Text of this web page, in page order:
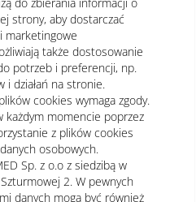
strony, aby dostarczać
marketingowe
także dostosowanie
potrzeb i preferencji, np.
i działań na stronie.
cookies wymaga zgody.
każdym momencie poprzez
z plików cookies
osobowych.
Sp. z o.o z siedzibą w
2. W pewnych
danych mogą być również